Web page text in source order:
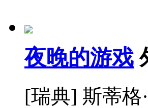
夜晚的游戏
[瑞典] 斯蒂